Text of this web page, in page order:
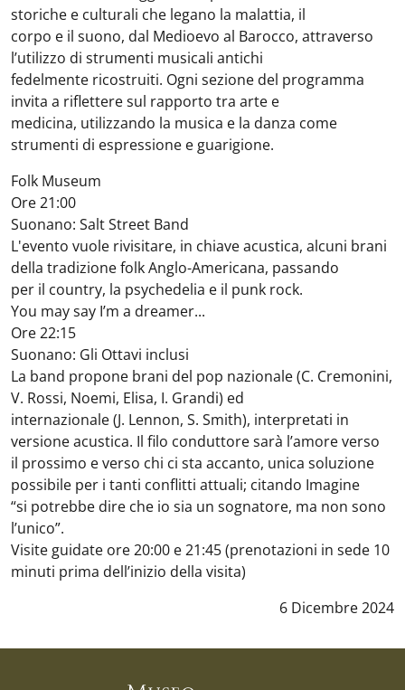
storiche e culturali che legano la malattia, il
corpo e il suono, dal Medioevo al Barocco, attraverso
l’utilizzo di strumenti musicali antichi
fedelmente ricostruiti. Ogni sezione del programma
invita a riflettere sul rapporto tra arte e
medicina, utilizzando la musica e la danza come
strumenti di espressione e guarigione.
Folk Museum
Ore 21:00
Suonano: Salt Street Band
L'evento vuole rivisitare, in chiave acustica, alcuni brani
della tradizione folk Anglo-Americana, passando
per il country, la psychedelia e il punk rock.
You may say I’m a dreamer...
Ore 22:15
Suonano: Gli Ottavi inclusi
La band propone brani del pop nazionale (C. Cremonini,
V. Rossi, Noemi, Elisa, I. Grandi) ed
internazionale (J. Lennon, S. Smith), interpretati in
versione acustica. Il filo conduttore sarà l’amore verso
il prossimo e verso chi ci sta accanto, unica soluzione
possibile per i tanti conflitti attuali; citando Imagine
“si potrebbe dire che io sia un sognatore, ma non sono
l’unico”.
Visite guidate ore 20:00 e 21:45 (prenotazioni in sede 10
minuti prima dell’inizio della visita)
Data notizia:
6 Dicembre 2024